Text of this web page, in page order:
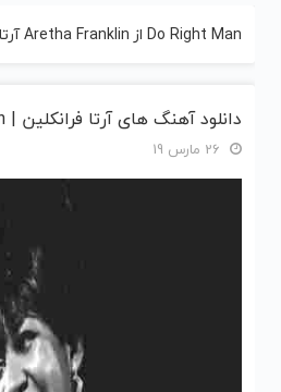
Do Right Man از Aretha Franklin آرتا فرانکلین
دانلود آهنگ های آرتا فرانکلین | Aretha Franklin